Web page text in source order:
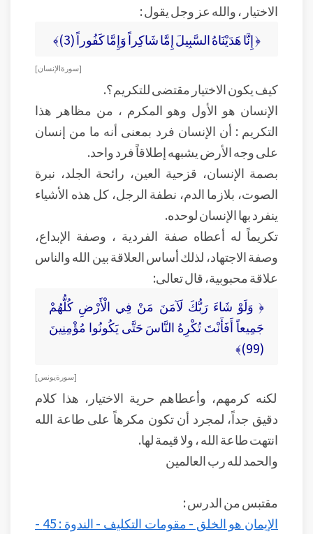
الاختيار ، والله عز وجل يقول :
﴿ إِنَّا هَدَيْنَاهُ السَّبِيلَ إِمَّا شَاكِراً وَإِمَّا كَفُوراً (3)﴾
[ سورة الإنسان ]
كيف يكون الاختيار مقتضى للتكريم؟.
الإنسان هو الأول وهو المكرم ، من مظاهر هذا
التكريم : أن الإنسان فرد بمعنى أنه ما من إنسان
على وجه الأرض يشبهه إطلاقاً فرد واحد.
بصمة الإنسان، قزحية العين، رائحة الجلد، نبرة
الصوت، بلازما الدم، نطفة الرجل، كل هذه الأشياء
ينفرد بها الإنسان لوحده.
تكريماً له أعطاه صفة الفردية ، وصفة الإبداع،
وصفة الاجتهاد، لذلك أساس العلاقة بين الله والناس
علاقة محبوبية، قال تعالى:
﴿ وَلَوْ شَاءَ رَبُّكَ لَآمَنَ مَنْ فِي الْأَرْضِ كُلُّهُمْ
جَمِيعاً أَفَأَنْتَ تُكْرِهُ النَّاسَ حَتَّى يَكُونُوا مُؤْمِنِينَ
(99)﴾
[ سورة يونس ]
لكنه كرمهم، وأعطاهم حرية الاختيار، هذا كلام
دقيق جداً، لمجرد أن تكون مكرهاً على طاعة الله
انتهت طاعة الله ، ولا قيمة لها.
والحمد لله رب العالمين
مقتبس من الدرس :
الإيمان هو الخلق - مقومات التكليف - الندوة : 45 -